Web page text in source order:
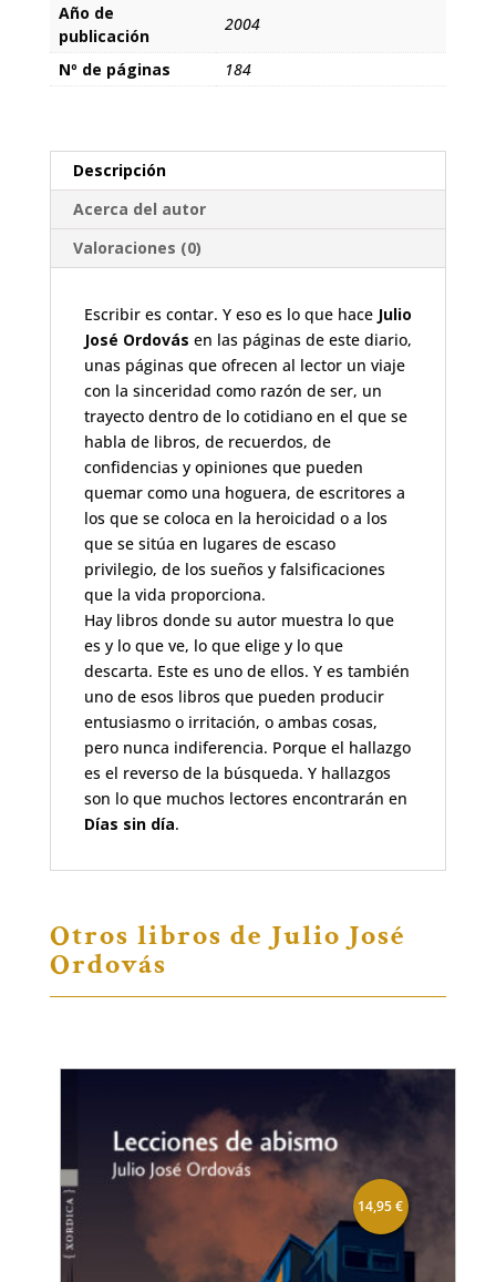
Año de
publicación
2004
Nº de páginas 184
Descripción
Acerca del autor
Valoraciones (0)
Escribir es contar. Y eso es lo que hace Julio
José Ordovás en las páginas de este diario,
unas páginas que ofrecen al lector un viaje
con la sinceridad como razón de ser, un
trayecto dentro de lo cotidiano en el que se
habla de libros, de recuerdos, de
confidencias y opiniones que pueden
quemar como una hoguera, de escritores a
los que se coloca en la heroicidad o a los
que se sitúa en lugares de escaso
privilegio, de los sueños y falsificaciones
que la vida proporciona.
Hay libros donde su autor muestra lo que
es y lo que ve, lo que elige y lo que
descarta. Este es uno de ellos. Y es también
uno de esos libros que pueden producir
entusiasmo o irritación, o ambas cosas,
pero nunca indiferencia. Porque el hallazgo
es el reverso de la búsqueda. Y hallazgos
son lo que muchos lectores encontrarán en
Días sin día.
Otros libros de Julio José
Ordovás
14,95€